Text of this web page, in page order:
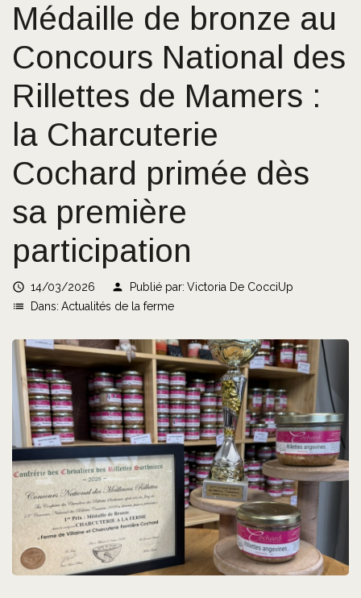
Médaille de bronze au
Concours National des
Rillettes de Mamers :
la Charcuterie
Cochard primée dès
sa première
participation
 14/03/2026 person Publié par: Victoria De CocciUp
list
Dans: Actualités de la ferme